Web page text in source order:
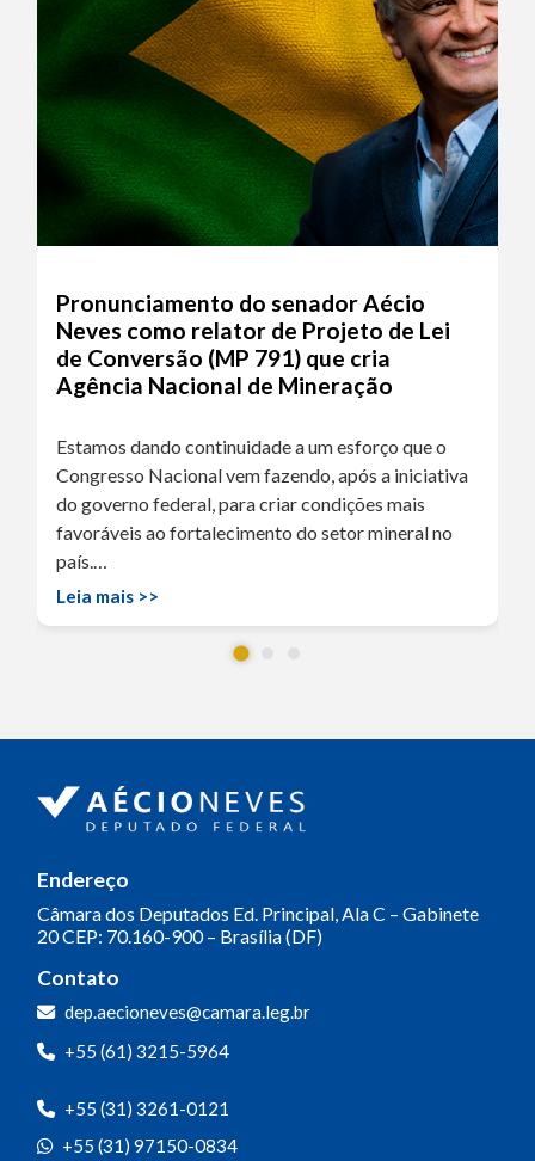
Pronunciamento do senador Aécio
Neves como relator de Projeto de Lei
de Conversão (MP 791) que cria
Agência Nacional de Mineração
Estamos dando continuidade a um esforço que o
Congresso Nacional vem fazendo, após a iniciativa
do governo federal, para criar condições mais
favoráveis ao fortalecimento do setor mineral no
país.…
Leia mais >>
Endereço
Câmara dos Deputados Ed. Principal, Ala C – Gabinete
20CEP: 70.160-900 – Brasília (DF)
Contato
dep.aecioneves@camara.leg.br
+55 (61) 3215-5964
+55 (31) 3261-0121
+55 (31) 97150-0834